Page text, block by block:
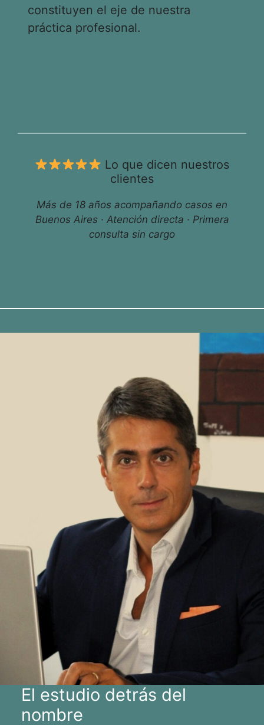
constituyen el eje de nuestra
práctica profesional.
Lo que dicen nuestros
clientes
Más de 18 años acompañando casos en
Buenos Aires · Atención directa · Primera
consulta sin cargo
El estudio detrás del
nombre